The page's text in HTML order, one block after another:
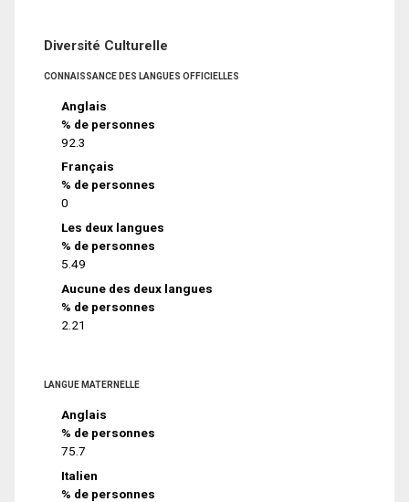
Diversité Culturelle
CONNAISSANCE DES LANGUES OFFICIELLES
Anglais
% de personnes
92.3
Français
% de personnes
0
Les deux langues
% de personnes
5.49
Aucune des deux langues
% de personnes
2.21
LANGUE MATERNELLE
Anglais
% de personnes
75.7
Italien
% de personnes